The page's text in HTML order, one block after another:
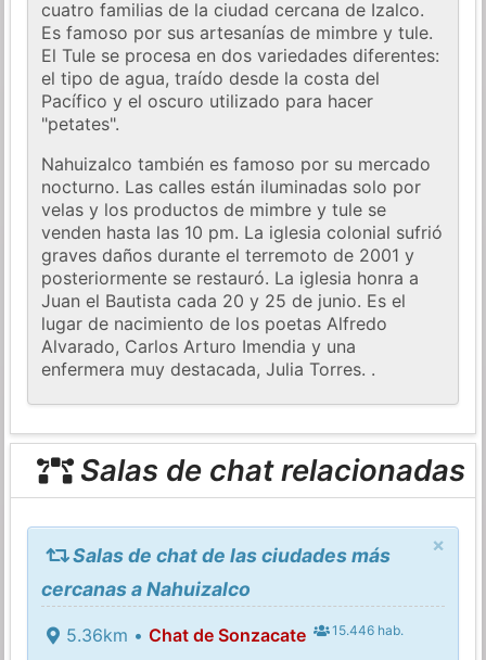
cuatro familias de la ciudad cercana de Izalco.
Es famoso por sus artesanías de mimbre y tule.
El Tule se procesa en dos variedades diferentes:
el tipo de agua, traído desde la costa del
Pacífico y el oscuro utilizado para hacer
"petates".
Nahuizalco también es famoso por su mercado
nocturno. Las calles están iluminadas solo por
velas y los productos de mimbre y tule se
venden hasta las 10 pm. La iglesia colonial sufrió
graves daños durante el terremoto de 2001 y
posteriormente se restauró. La iglesia honra a
Juan el Bautista cada 20 y 25 de junio. Es el
lugar de nacimiento de los poetas Alfredo
Alvarado, Carlos Arturo Imendia y una
enfermera muy destacada, Julia Torres. .
Salas de chat relacionadas
×
Salas de chat de las ciudades más
cercanas a Nahuizalco
5.36km • Chat de Sonzacate 15.446 hab.